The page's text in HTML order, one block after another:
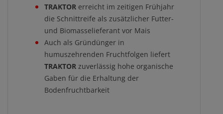
TRAKTOR erreicht im zeitigen Frühjahr
die Schnittreife als zusätzlicher Futter-
und Biomasselieferant vor Mais
Auch als Gründünger in
humuszehrenden Fruchtfolgen liefert
TRAKTOR zuverlässig hohe organische
Gaben für die Erhaltung der
Bodenfruchtbarkeit